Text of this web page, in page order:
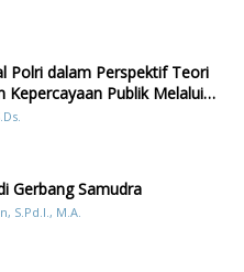
Polri dalam Perspektif Teori
Kepercayaan Publik Melalui
Bencana di
Gerbang Samudra
S.Pd.I., M.A.